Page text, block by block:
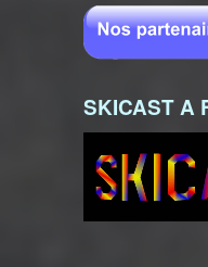
SKICAST A